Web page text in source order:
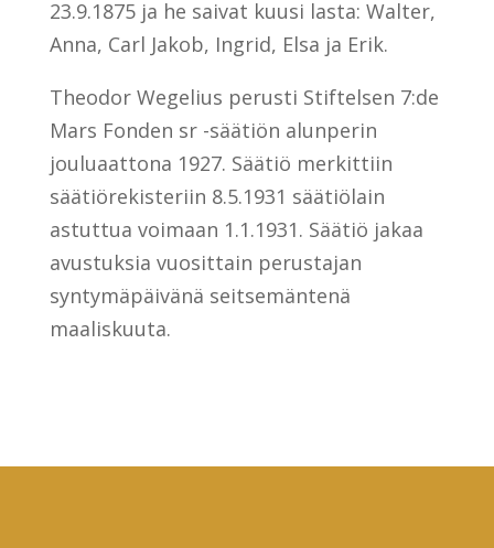
23.9.1875 ja he saivat kuusi lasta: Walter,
Anna, Carl Jakob, Ingrid, Elsa ja Erik.
Theodor Wegelius perusti Stiftelsen 7:de
Mars Fonden sr -säätiön alunperin
jouluaattona 1927. Säätiö merkittiin
säätiörekisteriin 8.5.1931 säätiölain
astuttua voimaan 1.1.1931. Säätiö jakaa
avustuksia vuosittain perustajan
syntymäpäivänä seitsemäntenä
maaliskuuta.